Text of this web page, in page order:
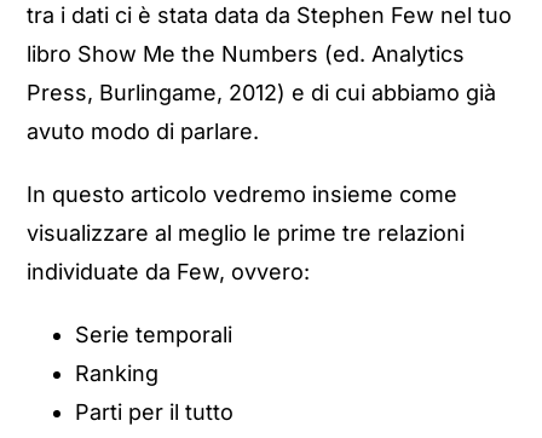
tra i dati ci è stata data da Stephen Few nel tuo
libro Show Me the Numbers (ed. Analytics
Press, Burlingame, 2012) e di cui abbiamo già
avuto modo di parlare.
In questo articolo vedremo insieme come
visualizzare al meglio le prime tre relazioni
individuate da Few, ovvero:
Serie temporali
Ranking
Parti per il tutto